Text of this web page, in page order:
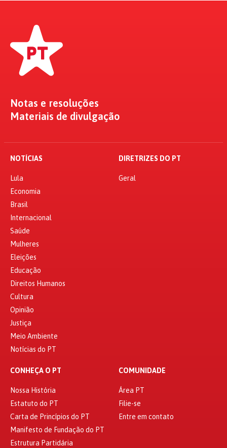
Notas e resoluções
Materiais de divulgação
NOTÍCIAS
Lula
Economia
Brasil
Internacional
Saúde
Mulheres
Eleições
Educação
Direitos Humanos
Cultura
Opinião
Justiça
Meio Ambiente
Notícias do PT
DIRETRIZES DO PT
Geral
CONHEÇA O PT
Nossa História
Estatuto do PT
Carta de Princípios do PT
Manifesto de Fundação do PT
Estrutura Partidária
COMUNIDADE
Área PT
Filie-se
Entre em contato